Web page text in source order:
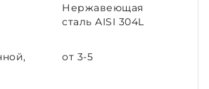
Нержавеющая
сталь AISI 304L
от 3-5